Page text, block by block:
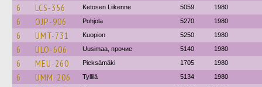
6 LCS-356 Ketosen Liikenne 5059 1980
6 OJP-906 Pohjola 5270 1980
6 UMT-731 Kuopion 5250 1980
6 ULO-606 Uusimaa, прочие 5140 1980
6 MEU-260 Pieksämäki 1705 1980
6 UMM-206 Tyllilä 5134 1980